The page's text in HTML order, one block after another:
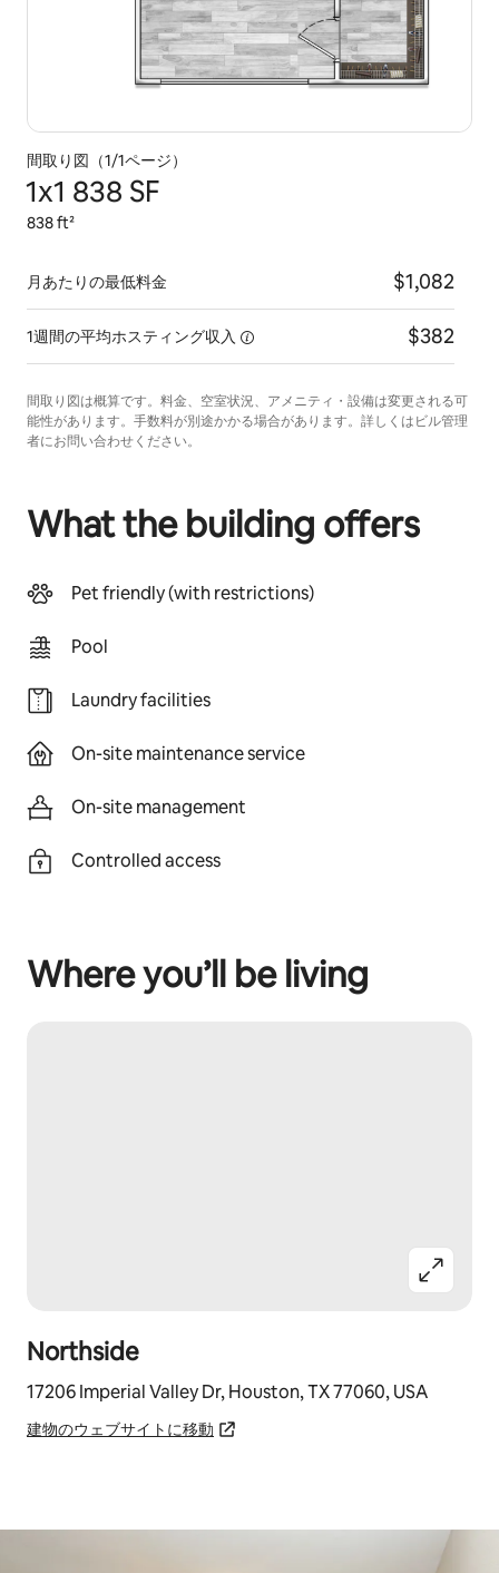
間取り図（1/1ページ）
1x1 838 SF
838 ft²
月あたりの最低料金 $1,082
1週間の平均ホスティング収入 $382
間取り図は概算です。料金、空室状況、アメニティ・設備は変更される可
能性があります。手数料が別途かかる場合があります。詳しくはビル管理
者にお問い合わせください。
What the building offers
Pet friendly (with restrictions)
Pool
Laundry facilities
On-site maintenance service
On-site management
Controlled access
Where you’ll be living
Northside
17206 Imperial Valley Dr, Houston, TX 77060, USA
建物のウェブサイトに移動